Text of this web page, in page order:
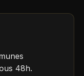
48h.